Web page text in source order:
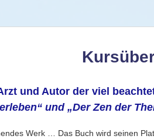
und Autor der viel
und „Der Zen der
Werk … Das Buch wird seinen